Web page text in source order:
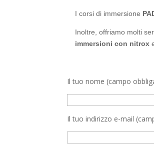
I corsi di immersione
Inoltre, offriamo molti
immersioni con nitrox
Il tuo nome (campo
Il tuo indirizzo e-mail